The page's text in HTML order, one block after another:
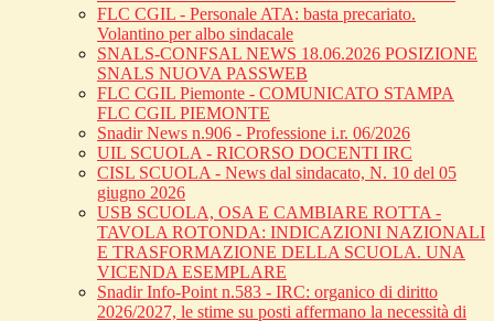
FLC CGIL - Personale ATA: basta precariato.
Volantino per albo sindacale
SNALS-CONFSAL NEWS 18.06.2026 POSIZIONE
SNALS NUOVA PASSWEB
FLC CGIL Piemonte - COMUNICATO STAMPA
FLC CGIL PIEMONTE
Snadir News n.906 - Professione i.r. 06/2026
UIL SCUOLA - RICORSO DOCENTI IRC
CISL SCUOLA - News dal sindacato, N. 10 del 05
giugno 2026
USB SCUOLA, OSA E CAMBIARE ROTTA -
TAVOLA ROTONDA: INDICAZIONI NAZIONALI
E TRASFORMAZIONE DELLA SCUOLA. UNA
VICENDA ESEMPLARE
Snadir Info-Point n.583 - IRC: organico di diritto
2026/2027, le stime su posti affermano la necessità di